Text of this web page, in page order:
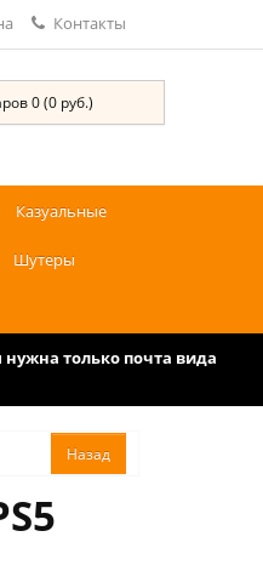
Контакты
0 (0 руб.)
Казуальные
Шутеры
только почта вида